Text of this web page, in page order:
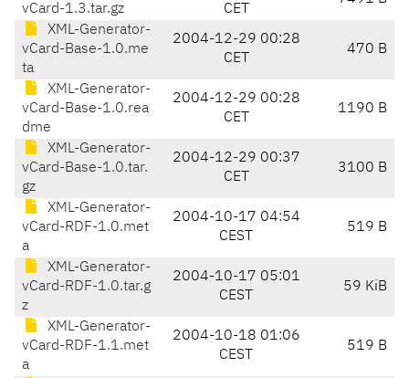
vCard-1.3.tar.gz CET
XML-Generator-
vCard-Base-1.0.me
ta
2004-12-29 00:28
CET
470 B
XML-Generator-
vCard-Base-1.0.rea
dme
2004-12-29 00:28
CET
1190 B
XML-Generator-
vCard-Base-1.0.tar.
gz
2004-12-29 00:37
CET
3100 B
XML-Generator-
vCard-RDF-1.0.met
a
2004-10-17 04:54
CEST
519 B
XML-Generator-
vCard-RDF-1.0.tar.g
z
2004-10-17 05:01
CEST
59 KiB
XML-Generator-
vCard-RDF-1.1.met
a
2004-10-18 01:06
CEST
519 B